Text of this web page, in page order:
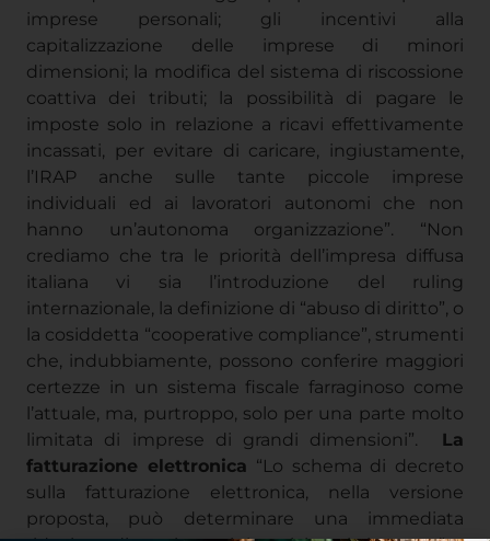
crediamo che tra le priorità dell’impresa diffusa
italiana vi sia l’introduzione del ruling
internazionale, la definizione di “abuso di diritto”, o
la cosiddetta “cooperative compliance”, strumenti
che, indubbiamente, possono conferire maggiori
certezze in un sistema fiscale farraginoso come
l’attuale, ma, purtroppo, solo per una parte molto
limitata di imprese di grandi dimensioni”. La
fatturazione elettronica“Lo schema di decreto
sulla fatturazione elettronica, nella versione
proposta, può determinare una immediata
riduzione di oneri amministrativi per le imprese”.
Rete Imprese Italia, in particolare, ritiene che il
decreto delegato, in materia di fatturazione
elettronica e di trasmissione telematica dei
corrispettivi, rappresenti un importante cambio di
paradigma. Chi adotta, per libera scelta, i nuovi
strumenti vedrà ridotti gli oneri amministrativi e
contabili e gli sarà garantita la possibilità di
accedere ad un sistema di fatturazione